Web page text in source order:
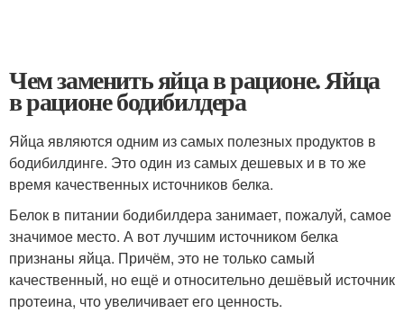
Чем заменить яйца в рационе. Яйца
в рационе бодибилдера
Яйца являются одним из самых полезных продуктов в
бодибилдинге. Это один из самых дешевых и в то же
время качественных источников белка.
Белок в питании бодибилдера занимает, пожалуй, самое
значимое место. А вот лучшим источником белка
признаны яйца. Причём, это не только самый
качественный, но ещё и относительно дешёвый источник
протеина, что увеличивает его ценность.